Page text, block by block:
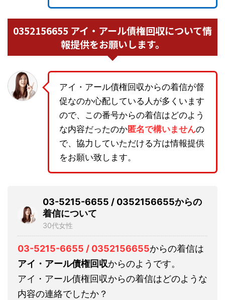
0352156655 アイ・アール債権回収について情
報提供をお願いします。
アイ・アール債権回収からの着信が督
促なのか心配している人が多くいます
ので、この番号からの着信はどのよう
な内容だったのか匿名で構いませんの
で、協力していただける方は情報提供
をお願い致します。
03-5215-6655 / 0352156655からの
着信について
30代女性
03-5215-6655 / 0352156655からの着信は
アイ・アール債権回収からのようです。
アイ・アール債権回収からの着信はどのような
内容の連絡でしたか？